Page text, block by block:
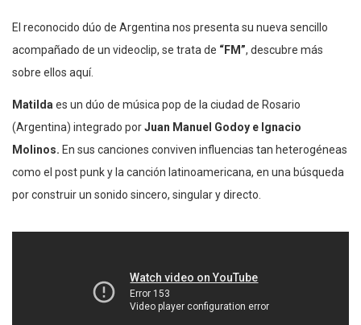
El reconocido dúo de Argentina nos presenta su nueva sencillo
acompañado de un videoclip, se trata de “FM”, descubre más
sobre ellos aquí.
Matilda es un dúo de música pop de la ciudad de Rosario
(Argentina) integrado porJuan Manuel Godoy e Ignacio
Molinos. En sus canciones conviven influencias tan heterogéneas
como el post punk y la canción latinoamericana, en una búsqueda
por construir un sonido sincero, singular y directo.